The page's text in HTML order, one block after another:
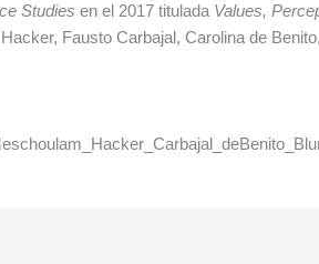
Studies en el 2017 titulada Values,
Fausto Carbajal, Carolina de